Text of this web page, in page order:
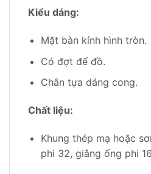
Kiểu dáng:
Mặt bàn kính hình tròn.
Có đợt để đồ.
Chân tựa dáng cong.
Chất liệu:
Khung thép mạ hoặc
phi 32, giằng ống phi